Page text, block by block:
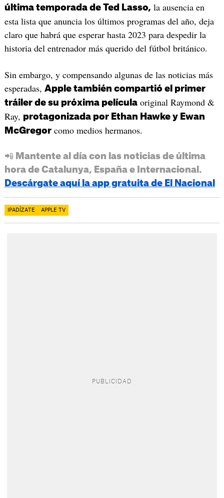
última temporada de Ted Lasso, la ausencia en
esta lista que anuncia los últimos programas del año, deja
claro que habrá que esperar hasta 2023 para despedir la
historia del entrenador más querido del fútbol británico.
Sin embargo, y compensando algunas de las noticias más
esperadas, Apple también compartió el primer
tráiler de su próxima películaoriginal Raymond &
Ray, protagonizada por Ethan Hawke y Ewan
McGregorcomo medios hermanos.
📲 Mantente al día con las noticias de última
hora de Catalunya, España e Internacional.
Descárgate aquí la app gratuita de El Nacional
IPADÍZATE APPLE TV